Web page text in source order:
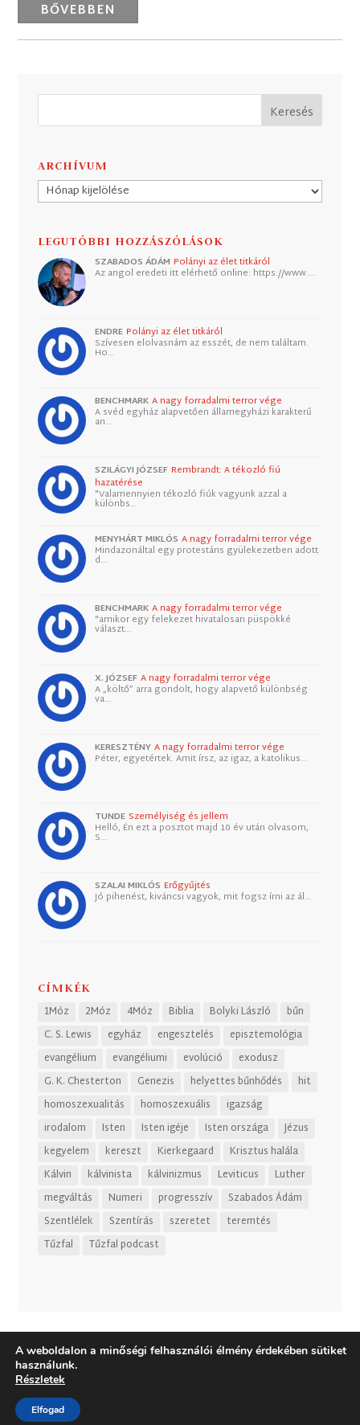
BŐVEBBEN
ARCHÍVUM
Archívum
LEGUTÓBBI HOZZÁSZÓLÁSOK
SZABADOS ÁDÁM Polányi az élet titkáról
Az angol eredeti itt elérhető online: https://www.…
ENDRE Polányi az élet titkáról
Szívesen elolvasnám az esszét, de nem találtam.
Ho…
BENCHMARK A nagy forradalmi terror vége
A svéd egyház alapvetően államegyházi karakterű
an…
SZILÁGYI JÓZSEF Rembrandt: A tékozló fiú
hazatérése
"Valamennyien tékozló fiúk vagyunk azzal a
különbs…
MENYHÁRT MIKLÓS A nagy forradalmi terror vége
Mindazonáltal egy protestáns gyülekezetben adott
d…
BENCHMARK A nagy forradalmi terror vége
"amikor egy felekezet hivatalosan püspökké
választ…
X. JÓZSEF A nagy forradalmi terror vége
A „költő” arra gondolt, hogy alapvető különbség
va…
KERESZTÉNY A nagy forradalmi terror vége
Péter, egyetértek. Amit írsz, az igaz, a katolikus…
TUNDE Személyiség és jellem
Helló, Én ezt a posztot majd 10 év után olvasom,
S…
SZALAI MIKLÓS Erőgyűjtés
Jó pihenést, kiváncsi vagyok, mit fogsz írni az ál…
CÍMKÉK
1Móz 2Móz 4Móz Biblia Bolyki László
bűn
C. S. Lewis
egyház engesztelés
episztemológia
evangélium
evangéliumi evolúció
exodusz
G. K. Chesterton
Genezis helyettes bűnhődés
hit
homoszexualitás
homoszexuális
igazság
irodalom
Isten Isten igéje Isten országa
Jézus
kegyelem
kereszt Kierkegaard
Krisztus halála
Kálvin
kálvinista kálvinizmus Leviticus
Luther
megváltás
Numeri progresszív
Szabados Ádám
Szentlélek
Szentírás szeretet
teremtés
Tűzfal
Tűzfal podcast
Dizájn:
A weboldalon a minőségi felhasználói élmény érdekében sütiket
használunk.
Részletek
Elfogad